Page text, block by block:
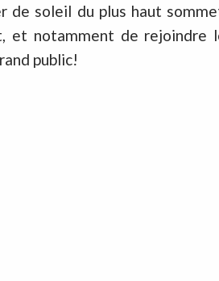
de soleil du plus haut
et notamment de rejoindre
public!